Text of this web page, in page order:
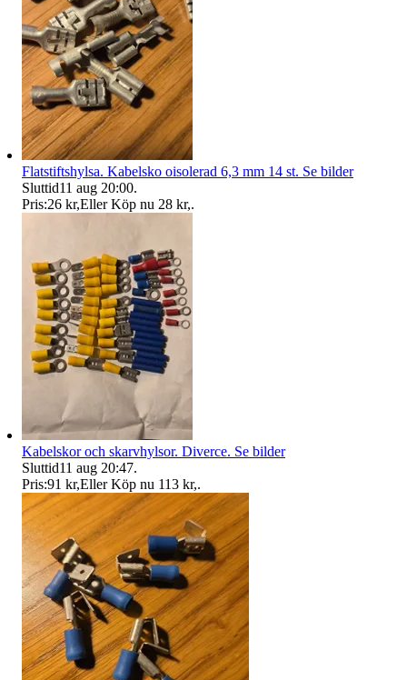
Flatstiftshylsa. Kabelsko oisolerad 6,3 mm 14 st. Se bilder
Sluttid11 aug 20:00.
Pris:26 kr,Eller Köp nu 28 kr,.
Kabelskor och skarvhylsor. Diverce. Se bilder
Sluttid11 aug 20:47.
Pris:91 kr,Eller Köp nu 113 kr,.